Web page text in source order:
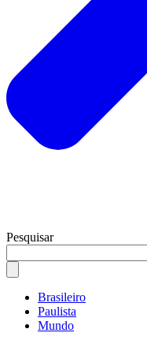
Pesquisar
Brasileiro
Paulista
Mundo